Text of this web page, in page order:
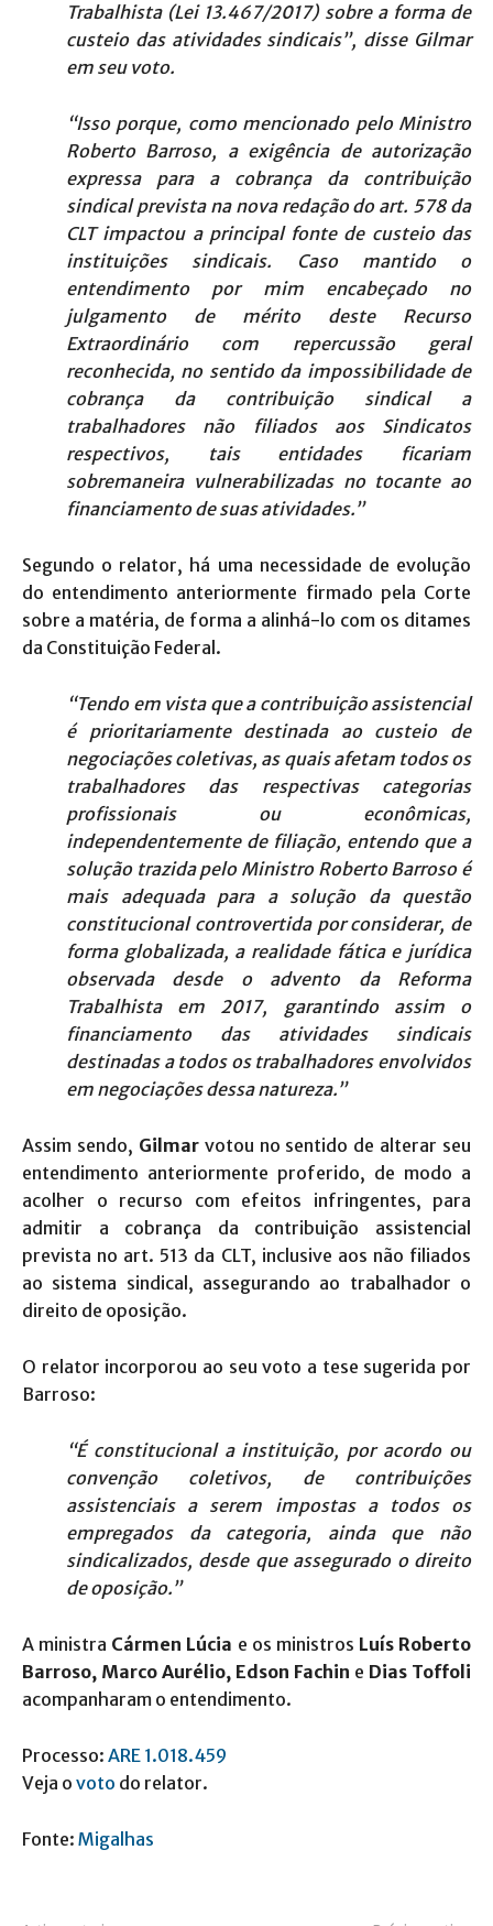
Trabalhista (Lei 13.467/2017) sobre a forma de
custeio das atividades sindicais”, disse Gilmar
em seu voto.
“Isso porque, como mencionado pelo Ministro
Roberto Barroso, a exigência de autorização
expressa para a cobrança da contribuição
sindical prevista na nova redação do art. 578 da
CLT impactou a principal fonte de custeio das
instituições sindicais. Caso mantido o
entendimento por mim encabeçado no
julgamento de mérito deste Recurso
Extraordinário com repercussão geral
reconhecida, no sentido da impossibilidade de
cobrança da contribuição sindical a
trabalhadores não filiados aos Sindicatos
respectivos, tais entidades ficariam
sobremaneira vulnerabilizadas no tocante ao
financiamento de suas atividades.”
Segundo o relator, há uma necessidade de evolução
do entendimento anteriormente firmado pela Corte
sobre a matéria, de forma a alinhá-lo com os ditames
da Constituição Federal.
“Tendo em vista que a contribuição assistencial
é prioritariamente destinada ao custeio de
negociações coletivas, as quais afetam todos os
trabalhadores das respectivas categorias
profissionais ou econômicas,
independentemente de filiação, entendo que a
solução trazida pelo Ministro Roberto Barroso é
mais adequada para a solução da questão
constitucional controvertida por considerar, de
forma globalizada, a realidade fática e jurídica
observada desde o advento da Reforma
Trabalhista em 2017, garantindo assim o
financiamento das atividades sindicais
destinadas a todos os trabalhadores envolvidos
em negociações dessa natureza.”
Assim sendo, Gilmarvotou no sentido de alterar seu
entendimento anteriormente proferido, de modo a
acolher o recurso com efeitos infringentes, para
admitir a cobrança da contribuição assistencial
prevista no art. 513 da CLT, inclusive aos não filiados
ao sistema sindical, assegurando ao trabalhador o
direito de oposição.
O relator incorporou ao seu voto a tese sugerida por
Barroso:
“É constitucional a instituição, por acordo ou
convenção coletivos, de contribuições
assistenciais a serem impostas a todos os
empregados da categoria, ainda que não
sindicalizados, desde que assegurado o direito
de oposição.”
A ministra Cármen Lúcia e os ministros Luís Roberto
Barroso, Marco Aurélio, Edson Fachin e Dias Toffoli
acompanharam o entendimento.
Processo: ARE 1.018.459
Veja o voto do relator.
Fonte: Migalhas